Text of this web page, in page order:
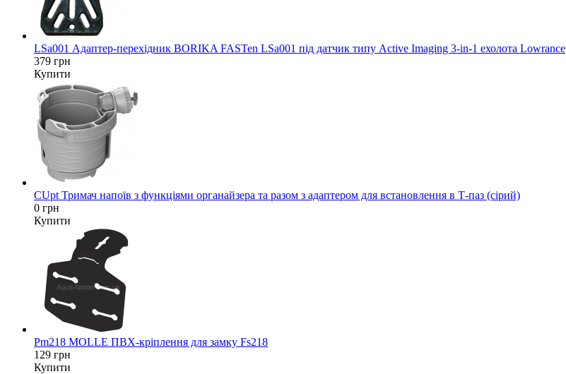
LSa001 Адаптер-перехідник BORIKA FASTen LSa001 під датчик типу Active Imaging 3-in-1 ехолота Lowrance
379 грн
Купити
CUpt Тримач напоїв з функціями органайзера та разом з адаптером для встановлення в Т-паз (сірий)
0 грн
Купити
Pm218 MOLLE ПВХ-кріплення для замку Fs218
129 грн
Купити